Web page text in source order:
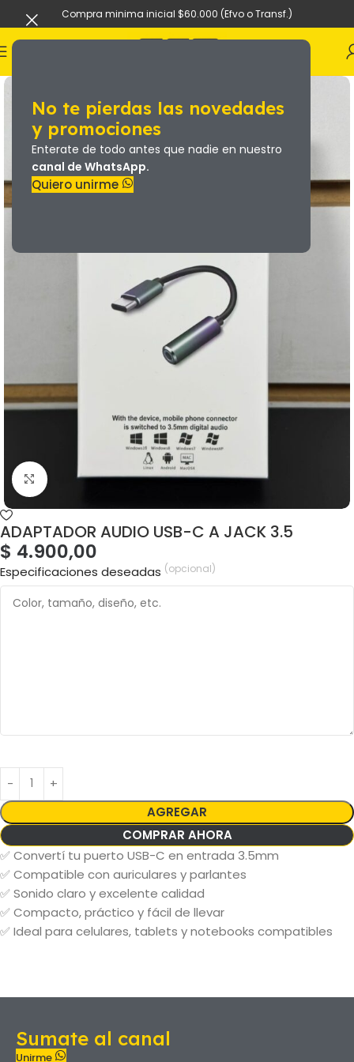
No te pierdas las novedades
y promociones
Enterate de todo antes que nadie en nuestro
canal de WhatsApp.
Quiero unirme
Compra minima inicial $60.000 (Efvo o Transf.)
ADAPTADOR AUDIO USB-C A JACK 3.5
$ 4.900,00
Especificaciones deseadas (opcional)
AGREGAR
COMPRAR AHORA
✅ Convertí tu puerto USB-C en entrada 3.5mm
✅ Compatible con auriculares y parlantes
✅ Sonido claro y excelente calidad
✅ Compacto, práctico y fácil de llevar
✅ Ideal para celulares, tablets y notebooks compatibles
Sumate al canal
Unirme